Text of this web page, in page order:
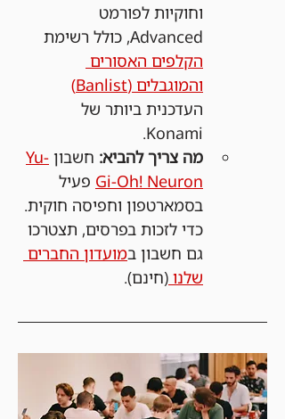
וחוקיות לפורמט
Advanced, כולל רשימת
הקלפים האסורים
והמוגבלים (Banlist)
העדכנית ביותר של
Konami.
מה צריך להביא: חשבון Yu-
Gi-Oh! Neuron פעיל
בסמארטפון וחפיסה חוקית.
כדי לזכות בפרסים, תצטרכו
גם חשבון במועדון החברים
שלנו (חינם).